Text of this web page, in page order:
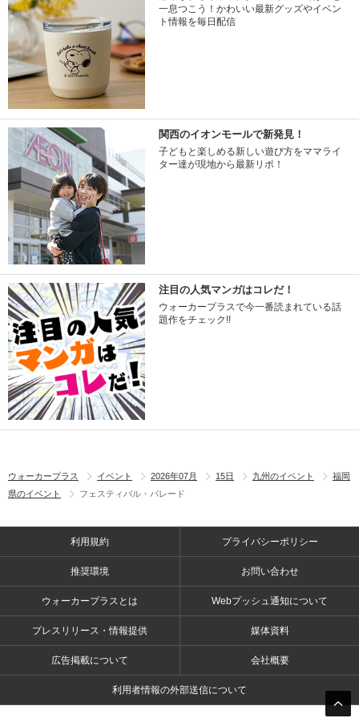
一息つこう！かわいい最新グッズやイベン
ト情報を毎日配信
関西のイオンモールで新発見！
子どもと楽しめる新しい遊び方をママライ
ター達が現地から最新リポ！
注目の人気マンガはコレだ！
ウォーカープラスで今一番読まれている話
題作をチェック!!
ウォーカープラス イベント 2026年07月 15日 九州のイベント
福岡
県のイベント
フェスティバル・パレード
利用規約 プライバシーポリシー
推奨環境 お問い合わせ
ウォーカープラスとは Webプッシュ通知について
プレスリリース・情報提供 媒体資料
広告掲載について 会社概要
利用者情報の外部送信について